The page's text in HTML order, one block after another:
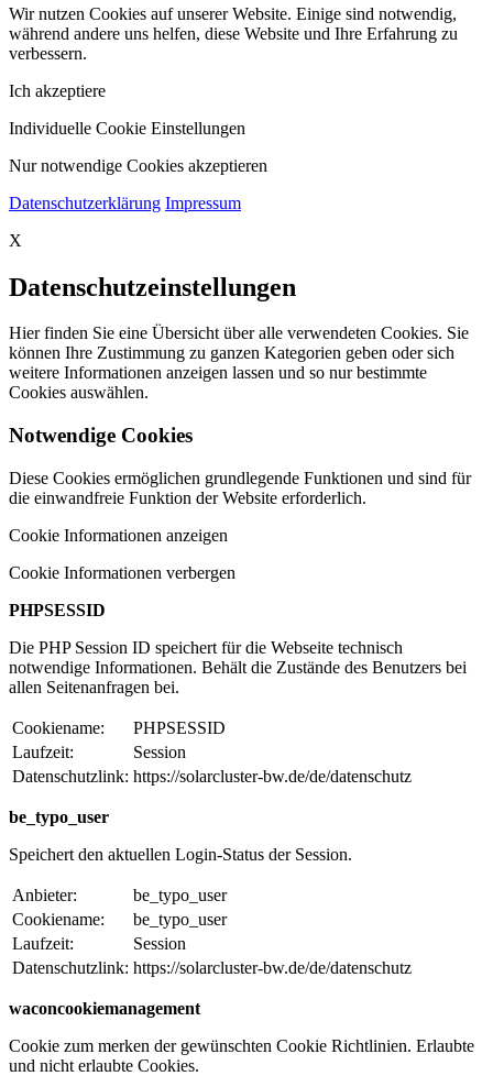
Wir nutzen Cookies auf unserer Website. Einige sind notwendig,
während andere uns helfen, diese Website und Ihre Erfahrung zu
verbessern.
Ich akzeptiere
Individuelle Cookie Einstellungen
Nur notwendige Cookies akzeptieren
Datenschutzerklärung Impressum
X
Datenschutzeinstellungen
Hier finden Sie eine Übersicht über alle verwendeten Cookies. Sie
können Ihre Zustimmung zu ganzen Kategorien geben oder sich
weitere Informationen anzeigen lassen und so nur bestimmte
Cookies auswählen.
Notwendige Cookies
Diese Cookies ermöglichen grundlegende Funktionen und sind für
die einwandfreie Funktion der Website erforderlich.
Cookie Informationen anzeigen
Cookie Informationen verbergen
PHPSESSID
Die PHP Session ID speichert für die Webseite technisch
notwendige Informationen. Behält die Zustände des Benutzers bei
allen Seitenanfragen bei.
Cookiename:
PHPSESSID
Laufzeit:
Session
Datenschutzlink: https://solarcluster-bw.de/de/datenschutz
be_typo_user
Speichert den aktuellen Login-Status der Session.
Anbieter:
be_typo_user
Cookiename:
be_typo_user
Laufzeit:
Session
Datenschutzlink: https://solarcluster-bw.de/de/datenschutz
waconcookiemanagement
Cookie zum merken der gewünschten Cookie Richtlinien. Erlaubte
und nicht erlaubte Cookies.